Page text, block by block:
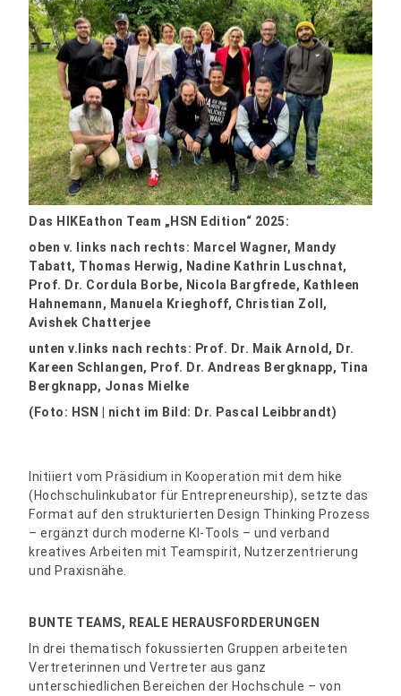
Das HIKEathon Team „HSN Edition“ 2025:
oben v. links nach rechts: Marcel Wagner, Mandy
Tabatt, Thomas Herwig, Nadine Kathrin Luschnat,
Prof. Dr. Cordula Borbe, Nicola Bargfrede, Kathleen
Hahnemann, Manuela Krieghoff, Christian Zoll,
Avishek Chatterjee
unten v.links nach rechts: Prof. Dr. Maik Arnold, Dr.
Kareen Schlangen, Prof. Dr. Andreas Bergknapp, Tina
Bergknapp, Jonas Mielke
(Foto: HSN | nicht im Bild: Dr. Pascal Leibbrandt)
Initiiert vom Präsidium in Kooperation mit dem hike
(Hochschulinkubator für Entrepreneurship), setzte das
Format auf den strukturierten Design Thinking Prozess
– ergänzt durch moderne KI-Tools – und verband
kreatives Arbeiten mit Teamspirit, Nutzerzentrierung
und Praxisnähe.
BUNTE TEAMS, REALE HERAUSFORDERUNGEN
In drei thematisch fokussierten Gruppen arbeiteten
Vertreterinnen und Vertreter aus ganz
unterschiedlichen Bereichen der Hochschule – von